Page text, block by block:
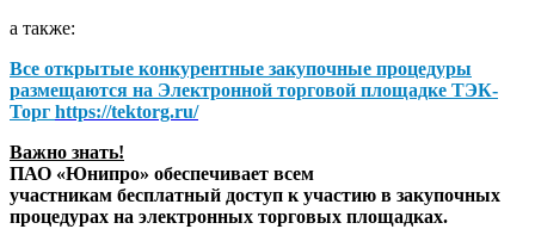
а также:
Все открытые конкурентные закупочные процедуры
размещаются на Электронной торговой площадке ТЭК-
Торг https://tektorg.ru/
Важно знать!
ПАО «Юнипро» обеспечивает всем
участникам бесплатный доступ к участию в закупочных
процедурах на электронных торговых площадках.